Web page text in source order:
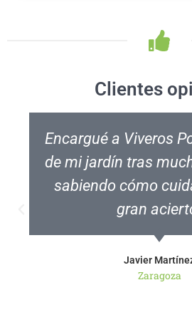
Clientes
Encargué a Viveros
de mi jardín tras
sabiendo cómo
gran
Javier
Zaragoza